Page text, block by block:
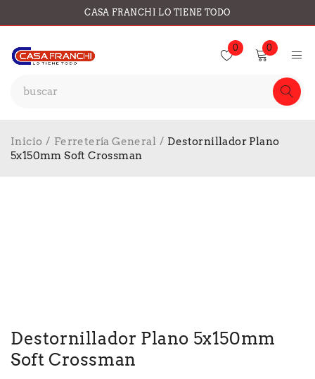
CASA FRANCHI LO TIENE TODO
0 0
Inicio / Ferretería General / Destornillador Plano
5x150mm Soft Crossman
Destornillador Plano 5x150mm
Soft Crossman